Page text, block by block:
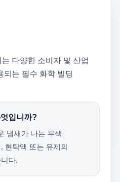
다양한 소비자 및 산업
되는 필수 화학 빌딩
입니까?
냄새가 나는 무색
현탁액 또는 유제의
다.